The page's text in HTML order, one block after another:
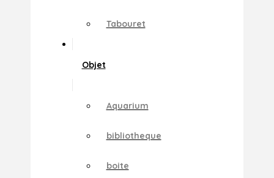
Tabouret
Objet
Aquarium
bibliotheque
boite